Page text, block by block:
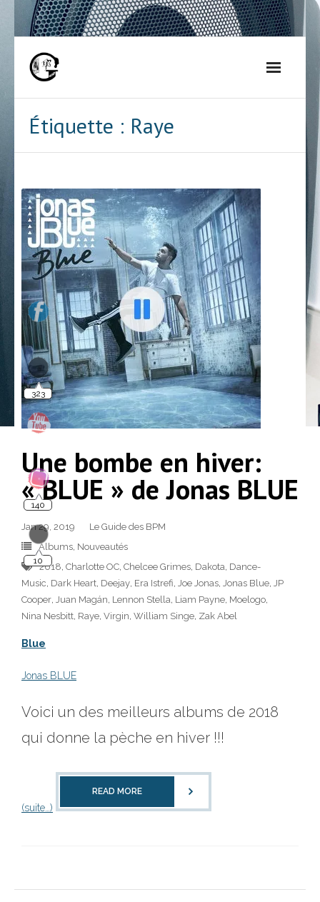
Étiquette : Raye
Une bombe en hiver:
« BLUE » de Jonas BLUE
Jan 29, 2019
Le Guide des BPM
Albums, Nouveautés
2018, Charlotte OC, Chelcee Grimes, Dakota, Dance-
Music, Dark Heart, Deejay, Era Istrefi, Joe Jonas, Jonas Blue, JP
Cooper, Juan Magán, Lennon Stella, Liam Payne, Moelogo,
Nina Nesbitt, Raye, Virgin, William Singe, Zak Abel
Blue
Jonas BLUE
Voici un des meilleurs albums de 2018
qui donne la pèche en hiver !!!
(suite…)
READ MORE
323
140
10